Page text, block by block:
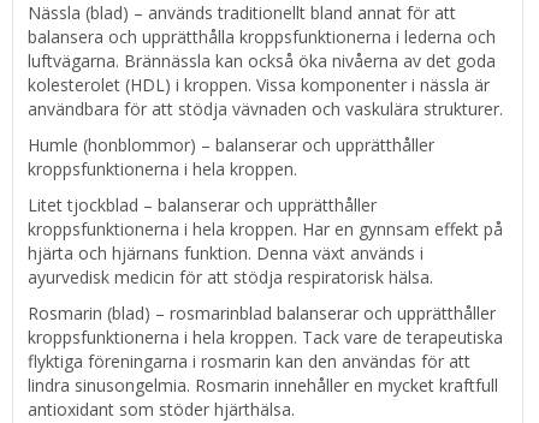
Nässla (blad) – används traditionellt bland annat för att
balansera och upprätthålla kroppsfunktionerna i lederna och
luftvägarna. Brännässla kan också öka nivåerna av det goda
kolesterolet (HDL) i kroppen. Vissa komponenter i nässla är
användbara för att stödja vävnaden och vaskulära strukturer.
Humle (honblommor) – balanserar och upprätthåller
kroppsfunktionerna i hela kroppen.
Litet tjockblad – balanserar och upprätthåller
kroppsfunktionerna i hela kroppen. Har en gynnsam effekt på
hjärta och hjärnans funktion. Denna växt används i
ayurvedisk medicin för att stödja respiratorisk hälsa.
Rosmarin (blad) – rosmarinblad balanserar och upprätthåller
kroppsfunktionerna i hela kroppen. Tack vare de terapeutiska
flyktiga föreningarna i rosmarin kan den användas för att
lindra sinusongelmia. Rosmarin innehåller en mycket kraftfull
antioxidant som stöder hjärthälsa.